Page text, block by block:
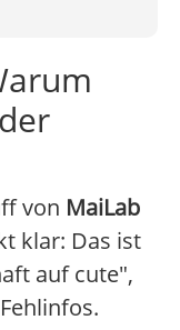
von MaiLab
klar: Das ist
auf cute",